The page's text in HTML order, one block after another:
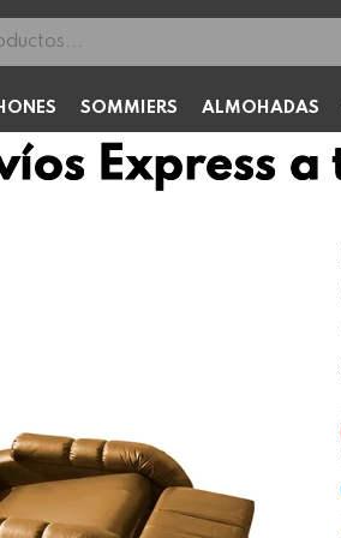
SOMMIERS ALMOHADAS